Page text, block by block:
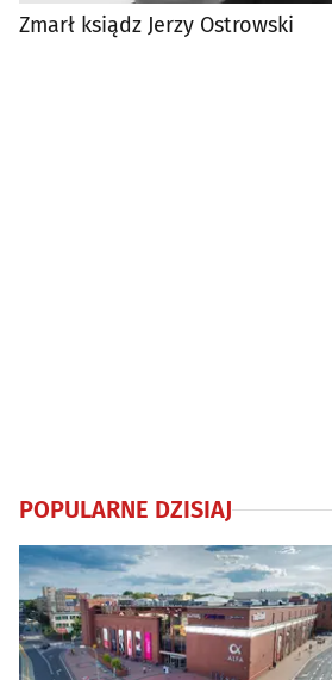
Zmarł ksiądz Jerzy Ostrowski
POPULARNE DZISIAJ